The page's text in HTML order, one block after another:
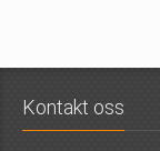
Kontakt oss